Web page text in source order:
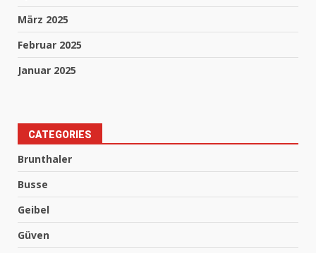
März 2025
Februar 2025
Januar 2025
CATEGORIES
Brunthaler
Busse
Geibel
Güven